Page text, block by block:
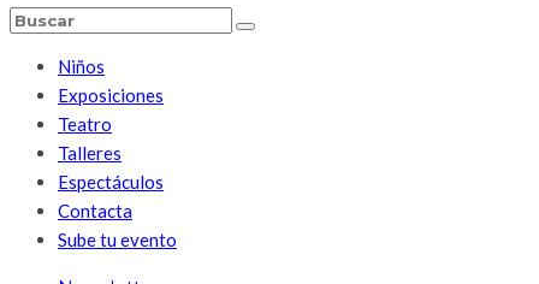
Niños
Exposiciones
Teatro
Talleres
Espectáculos
Contacta
Sube tu evento